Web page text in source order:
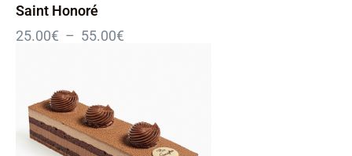
Saint Honoré
25.00€ – 55.00€